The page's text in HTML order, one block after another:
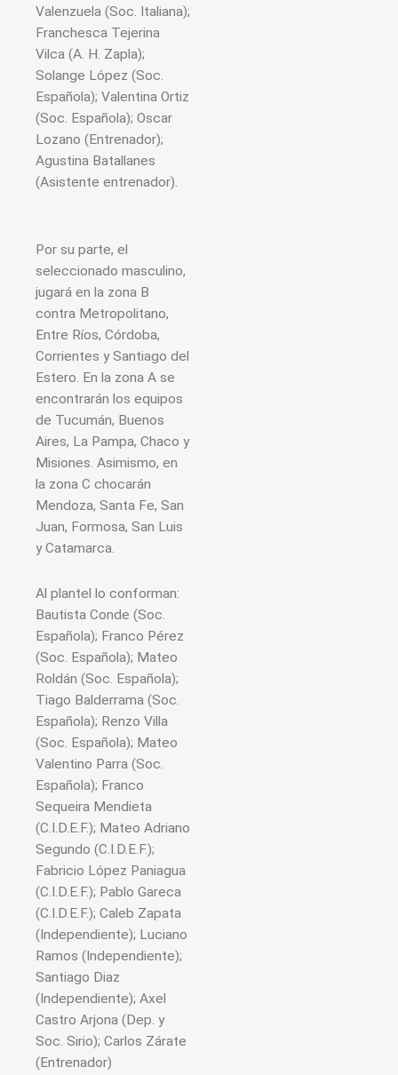
Valenzuela (Soc. Italiana);
Franchesca Tejerina
Vilca (A. H. Zapla);
Solange López (Soc.
Española); Valentina Ortiz
(Soc. Española); Oscar
Lozano (Entrenador);
Agustina Batallanes
(Asistente entrenador).
Por su parte, el
seleccionado masculino,
jugará en la zona B
contra Metropolitano,
Entre Ríos, Córdoba,
Corrientes y Santiago del
Estero. En la zona A se
encontrarán los equipos
de Tucumán, Buenos
Aires, La Pampa, Chaco y
Misiones. Asimismo, en
la zona C chocarán
Mendoza, Santa Fe, San
Juan, Formosa, San Luis
y Catamarca.
Al plantel lo conforman:
Bautista Conde (Soc.
Española); Franco Pérez
(Soc. Española); Mateo
Roldán (Soc. Española);
Tiago Balderrama (Soc.
Española); Renzo Villa
(Soc. Española); Mateo
Valentino Parra (Soc.
Española); Franco
Sequeira Mendieta
(C.I.D.E.F.); Mateo Adriano
Segundo (C.I.D.E.F.);
Fabricio López Paniagua
(C.I.D.E.F.); Pablo Gareca
(C.I.D.E.F.); Caleb Zapata
(Independiente); Luciano
Ramos (Independiente);
Santiago Diaz
(Independiente); Axel
Castro Arjona (Dep. y
Soc. Sirio); Carlos Zárate
(Entrenador)